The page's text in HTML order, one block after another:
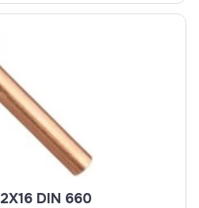
NIT MEDENÝ PGH 2X16 DIN 660